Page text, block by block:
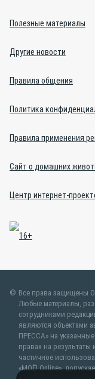
Полезные материалы
Другие новости
Правила общения
Политика
Правила применения
Сайт о домашних
Центр интернет-
Все права защищены
Любые материалы,
сотрудниками
являются объектами
ПРЕССА» на
правах на результаты
частичное
«МОЁ! Online»,